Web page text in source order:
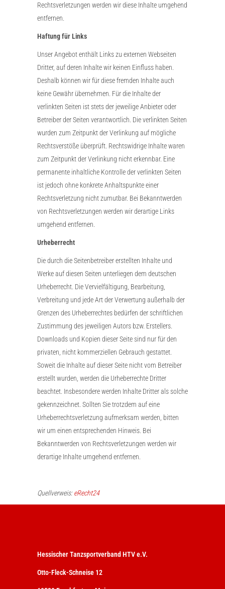
Rechtsverletzungen werden wir diese Inhalte umgehend
entfernen.
Haftung für Links
Unser Angebot enthält Links zu externen Webseiten
Dritter, auf deren Inhalte wir keinen Einfluss haben.
Deshalb können wir für diese fremden Inhalte auch
keine Gewähr übernehmen. Für die Inhalte der
verlinkten Seiten ist stets der jeweilige Anbieter oder
Betreiber der Seiten verantwortlich. Die verlinkten Seiten
wurden zum Zeitpunkt der Verlinkung auf mögliche
Rechtsverstöße überprüft. Rechtswidrige Inhalte waren
zum Zeitpunkt der Verlinkung nicht erkennbar. Eine
permanente inhaltliche Kontrolle der verlinkten Seiten
ist jedoch ohne konkrete Anhaltspunkte einer
Rechtsverletzung nicht zumutbar. Bei Bekanntwerden
von Rechtsverletzungen werden wir derartige Links
umgehend entfernen.
Urheberrecht
Die durch die Seitenbetreiber erstellten Inhalte und
Werke auf diesen Seiten unterliegen dem deutschen
Urheberrecht. Die Vervielfältigung, Bearbeitung,
Verbreitung und jede Art der Verwertung außerhalb der
Grenzen des Urheberrechtes bedürfen der schriftlichen
Zustimmung des jeweiligen Autors bzw. Erstellers.
Downloads und Kopien dieser Seite sind nur für den
privaten, nicht kommerziellen Gebrauch gestattet.
Soweit die Inhalte auf dieser Seite nicht vom Betreiber
erstellt wurden, werden die Urheberrechte Dritter
beachtet. Insbesondere werden Inhalte Dritter als solche
gekennzeichnet. Sollten Sie trotzdem auf eine
Urheberrechtsverletzung aufmerksam werden, bitten
wir um einen entsprechenden Hinweis. Bei
Bekanntwerden von Rechtsverletzungen werden wir
derartige Inhalte umgehend entfernen.
Quellverweis:eRecht24
Hessischer Tanzsportverband HTV e.V.
Otto-Fleck-Schneise 12